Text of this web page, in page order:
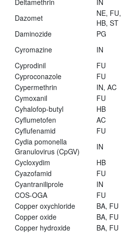
Deltamethrin
IN
Dazomet
NE, FU,
HB, ST
Daminozide
PG
Cyromazine
IN
Cyprodinil
FU
Cyproconazole
FU
Cypermethrin
IN, AC
Cymoxanil
FU
Cyhalofop-butyl
HB
Cyflumetofen
AC
Cyflufenamid
FU
Cydia pomonella
Granulovirus (CpGV)
IN
Cycloxydim
HB
Cyazofamid
FU
Cyantraniliprole
IN
COS-OGA
FU
Copper oxychloride
BA, FU
Copper oxide
BA, FU
Copper hydroxide
BA, FU